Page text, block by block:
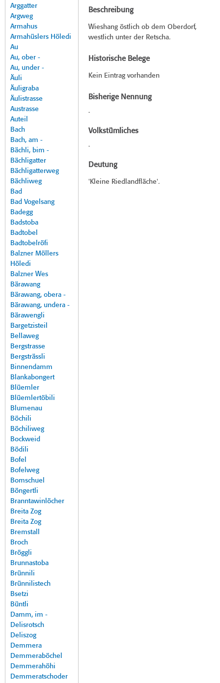
Arggatter
Argweg
Armahus
Armahüslers Höledi
Au
Au, ober -
Au, under -
Äuli
Äuligraba
Äulistrasse
Austrasse
Auteil
Bach
Bach, am -
Bächli, bim -
Bächligatter
Bächligatterweg
Bächliweg
Bad
Bad Vogelsang
Badegg
Badstoba
Badtobel
Badtobelröfi
Balzner Möllers
Höledi
Balzner Wes
Bärawang
Bärawang, obera -
Bärawang, undera -
Bärawengli
Bargetzisteil
Bellaweg
Bergstrasse
Bergsträssli
Binnendamm
Blankabongert
Blüemler
Blüemlertöbili
Blumenau
Böchili
Böchiliweg
Bockweid
Bödili
Bofel
Bofelweg
Bomschuel
Böngertli
Branntawinlöcher
Breita Zog
Breita Zog
Bremstall
Broch
Bröggli
Brunnastoba
Brünnili
Brünnilistech
Bsetzi
Büntli
Damm, im -
Delisrotsch
Deliszog
Demmera
Demmeraböchel
Demmerahöhi
Demmeratschoder
Beschreibung
Wieshang östlich ob dem Oberdorf,
westlich unter der Retscha.
Historische Belege
Kein Eintrag vorhanden
Bisherige Nennung
-
Volkstümliches
-
Deutung
'Kleine Riedlandfläche'.